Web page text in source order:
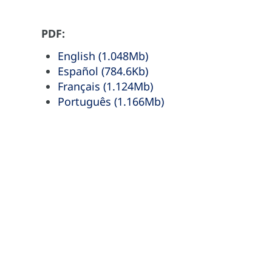
PDF:
English (1.048Mb)
Español (784.6Kb)
Français (1.124Mb)
Português (1.166Mb)